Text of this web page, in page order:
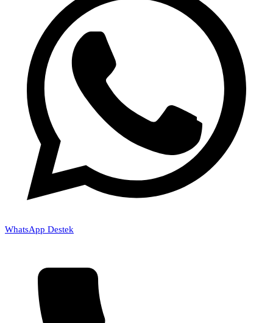
WhatsApp Destek